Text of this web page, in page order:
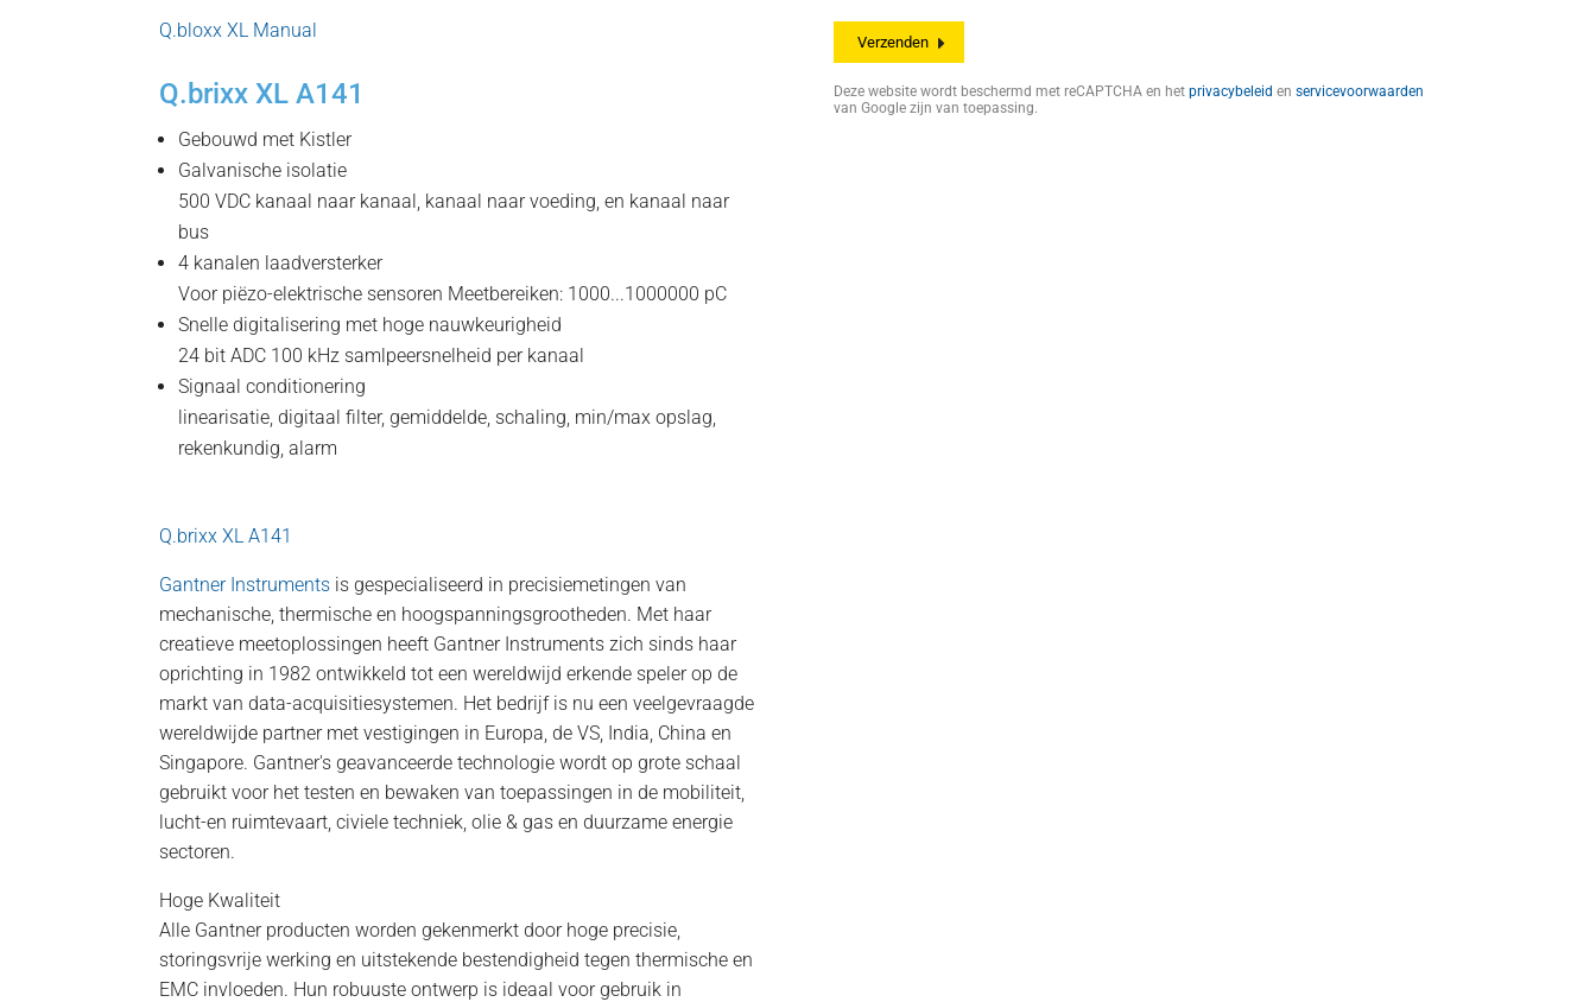
Q.bloxx XL Manual
Q.brixx XL A141
Gebouwd met Kistler
Galvanische isolatie
500 VDC kanaal naar kanaal, kanaal naar voeding, en kanaal naar
bus
4 kanalen laadversterker
Voor piëzo-elektrische sensoren Meetbereiken: 1000...1000000 pC
Snelle digitalisering met hoge nauwkeurigheid
24 bit ADC 100 kHz samlpeersnelheid per kanaal
Signaal conditionering
linearisatie, digitaal filter, gemiddelde, schaling, min/max opslag,
rekenkundig, alarm
Q.brixx XL A141
Gantner Instruments is gespecialiseerd in precisiemetingen van
mechanische, thermische en hoogspanningsgrootheden. Met haar
creatieve meetoplossingen heeft Gantner Instruments zich sinds haar
oprichting in 1982 ontwikkeld tot een wereldwijd erkende speler op de
markt van data-acquisitiesystemen. Het bedrijf is nu een veelgevraagde
wereldwijde partner met vestigingen in Europa, de VS, India, China en
Singapore. Gantner's geavanceerde technologie wordt op grote schaal
gebruikt voor het testen en bewaken van toepassingen in de mobiliteit,
lucht-en ruimtevaart, civiele techniek, olie & gas en duurzame energie
sectoren.
Hoge Kwaliteit
Alle Gantner producten worden gekenmerkt door hoge precisie,
storingsvrije werking en uitstekende bestendigheid tegen thermische en
EMC invloeden. Hun robuuste ontwerp is ideaal voor gebruik in
Deze website wordt beschermd met reCAPTCHA en het privacybeleid en servicevoorwaarden
van Google zijn van toepassing.